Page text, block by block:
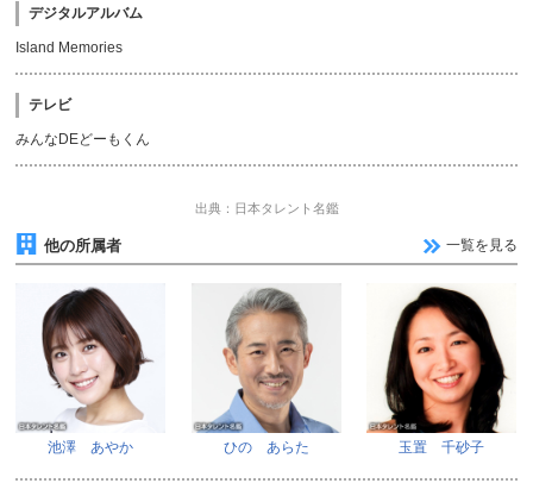
デジタルアルバム
Island Memories
テレビ
みんなDEどーもくん
出典：日本タレント名鑑
他の所属者 一覧を見る
池澤 あやか ひの あらた 玉置 千砂子